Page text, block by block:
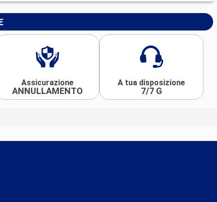
Assicurazione
ANNULLAMENTO
A tua disposizione
7/7 G